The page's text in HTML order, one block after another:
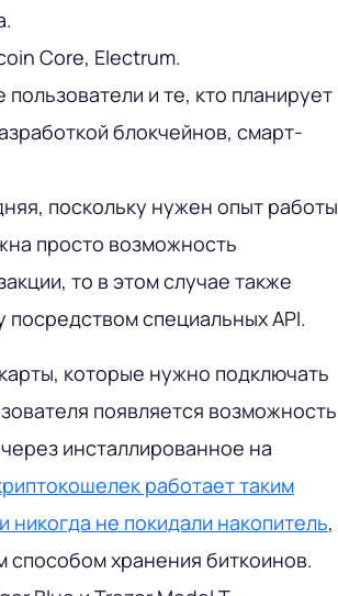
Core, Electrum.
и те, кто планирует
блокчейнов, смарт-
поскольку нужен опыт работы
просто возможность
то в этом случае также
специальных API.
которые нужно подключать
появляется возможность
инсталлированное на
работает таким
не покидали накопитель,
хранения биткоинов.